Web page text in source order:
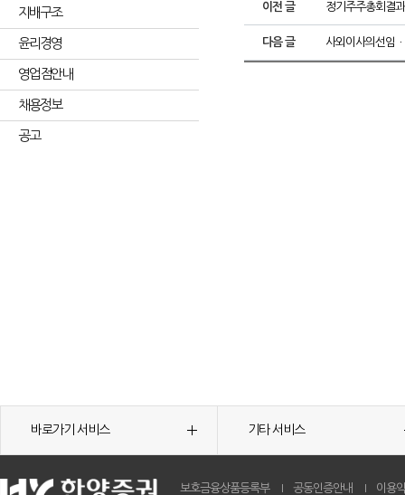
지배구조
윤리경영
영업점안내
채용정보
공고
이전 글 정기주주총회결과
다음 글 사외이사의선임
바로가기 서비스 기타 서비스
보호금융상품등록부 공동인증안내 이용